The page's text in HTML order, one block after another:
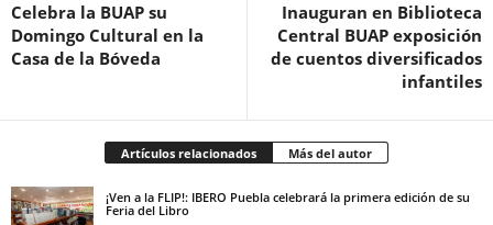
Celebra la BUAP su
Domingo Cultural en la
Casa de la Bóveda
Inauguran en Biblioteca
Central BUAP exposición
de cuentos diversificados
infantiles
Artículos relacionados Más del autor
¡Ven a la FLIP!: IBERO Puebla celebrará la primera edición de su
Feria del Libro